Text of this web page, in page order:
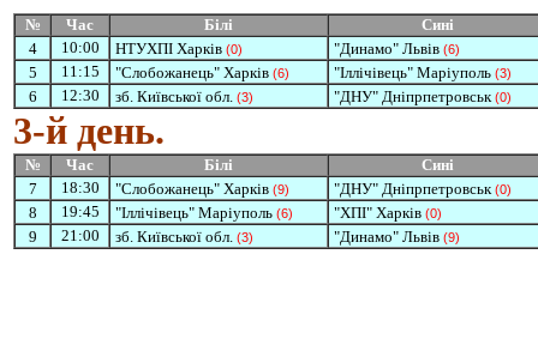
№ Час Білі
Сині
4
10:00 НТУХПІ Харків (0) "Динамо" Львів (6)
5 11:15 "Слобожанець" Харків (6) "Іллічівець" Маріуполь (3)
6 12:30 зб. Київської обл. (3) "ДНУ" Дніпрпетровськ(0)
3-й день.
№ Час Білі
Сині
7
18:30 "Слобожанець" Харків (9) "ДНУ" Дніпрпетровськ(0)
8 19:45 "Іллічівець" Маріуполь (6) "ХПІ" Харків (0)
9 21:00 зб. Київської обл. (3) "Динамо" Львів (9)